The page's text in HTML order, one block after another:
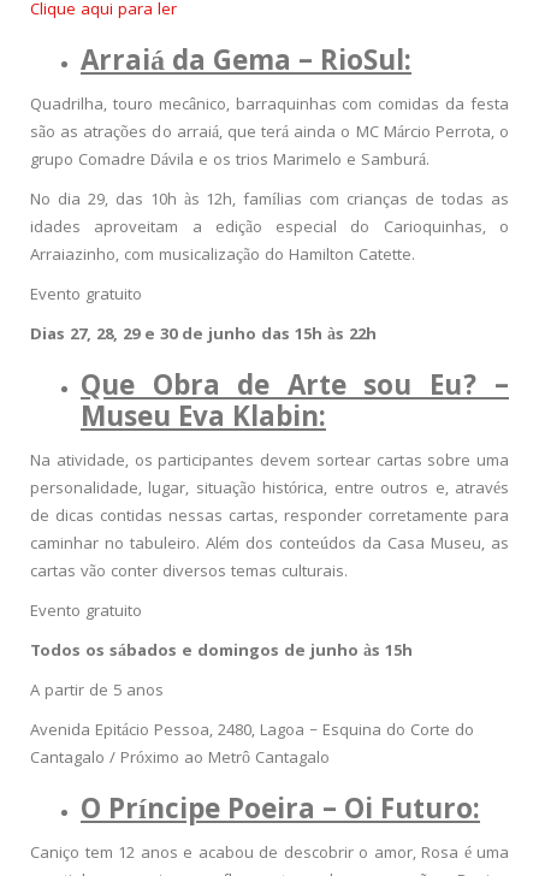
Clique aqui para ler
Arraiá da Gema – RioSul:
Quadrilha, touro mecânico, barraquinhas com comidas da festa
são as atrações do arraiá, que terá ainda o MC Márcio Perrota, o
grupo Comadre Dávila e os trios Marimelo e Samburá.
No dia 29, das 10h às 12h, famílias com crianças de todas as
idades aproveitam a edição especial do Carioquinhas, o
Arraiazinho, com musicalização do Hamilton Catette.
Evento gratuito
Dias 27, 28, 29 e 30 de junho das 15h às 22h
Que Obra de Arte sou Eu? –
Museu Eva Klabin:
Na atividade, os participantes devem sortear cartas sobre uma
personalidade, lugar, situação histórica, entre outros e, através
de dicas contidas nessas cartas, responder corretamente para
caminhar no tabuleiro. Além dos conteúdos da Casa Museu, as
cartas vão conter diversos temas culturais.
Evento gratuito
Todos os sábados e domingos de junho às 15h
A partir de 5 anos
Avenida Epitácio Pessoa, 2480, Lagoa – Esquina do Corte do
Cantagalo / Próximo ao Metrô Cantagalo
O Príncipe Poeira – Oi Futuro:
Caniço tem 12 anos e acabou de descobrir o amor, Rosa é uma